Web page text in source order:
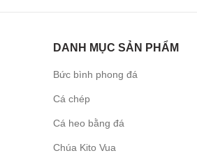
DANH MỤC SẢN PHẨM
Bức bình phong đá
Cá chép
Cá heo bằng đá
Chúa Kito Vua